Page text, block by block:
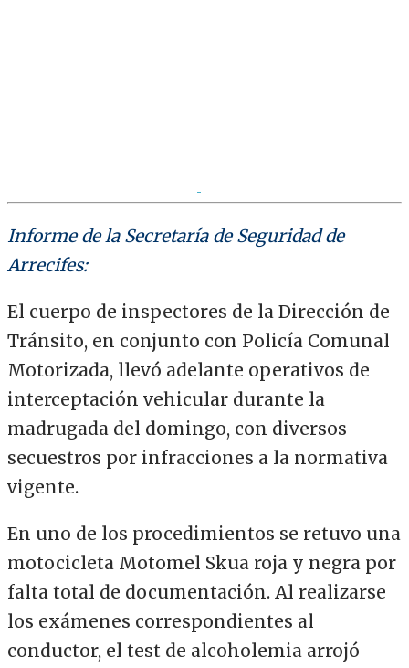
Informe de la Secretaría de Seguridad de
Arrecifes:
El cuerpo de inspectores de la Dirección de
Tránsito, en conjunto con Policía Comunal
Motorizada, llevó adelante operativos de
interceptación vehicular durante la
madrugada del domingo, con diversos
secuestros por infracciones a la normativa
vigente.
En uno de los procedimientos se retuvo una
motocicleta Motomel Skua roja y negra por
falta total de documentación. Al realizarse
los exámenes correspondientes al
conductor, el test de alcoholemia arrojó